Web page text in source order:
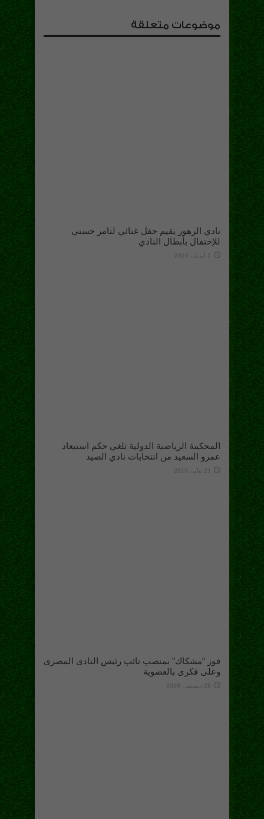
موضوعات متعلقة
نادي الزهور يقيم حفل غنائي لتامر حسني
للإحتفال بأبطال النادي
1 أبريل، 2019
المحكمة الرياضية الدولية تلغي حكم استبعاد
عمرو السعيد من انتخابات نادي الصيد
21 يناير، 2019
فوز “مشكاك” بمنصب نائب رئيس النادى المصرى
وعلى فكرى بالعضوية
28 ديسمبر، 2018